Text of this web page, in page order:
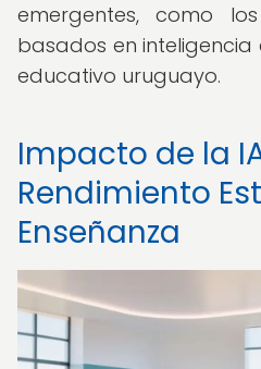
emergentes, como
basados en
educativo uruguayo.
Impacto de la
Rendimiento
Enseñanza